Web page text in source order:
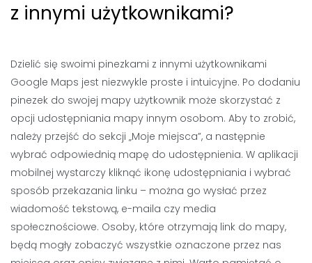
z innymi użytkownikami?
Dzielić się swoimi pinezkami z innymi użytkownikami
Google Maps jest niezwykle proste i intuicyjne. Po dodaniu
pinezek do swojej mapy użytkownik może skorzystać z
opcji udostępniania mapy innym osobom. Aby to zrobić,
należy przejść do sekcji „Moje miejsca”, a następnie
wybrać odpowiednią mapę do udostępnienia. W aplikacji
mobilnej wystarczy kliknąć ikonę udostępniania i wybrać
sposób przekazania linku – można go wysłać przez
wiadomość tekstową, e-maila czy media
społecznościowe. Osoby, które otrzymają link do mapy,
będą mogły zobaczyć wszystkie oznaczone przez nas